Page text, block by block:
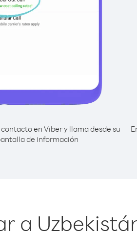
en Viber y llama desde su
de información
a